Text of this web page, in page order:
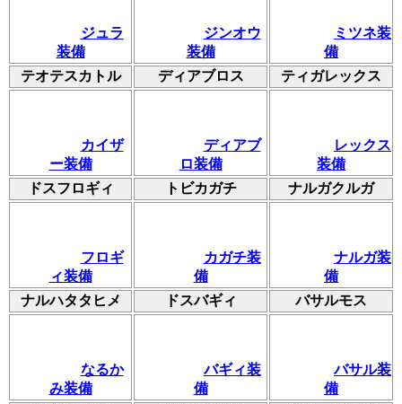
ジュラ
装備
ジンオウ
装備
ミツネ装
備
テオテスカトル
ディアブロス ティガレックス
カイザ
ー装備
ディアブ
ロ装備
レックス
装備
ドスフロギィ
トビカガチ ナルガクルガ
フロギ
ィ装備
カガチ装
備
ナルガ装
備
ナルハタタヒメ
ドスバギィ バサルモス
なるか
み装備
バギィ装
備
バサル装
備